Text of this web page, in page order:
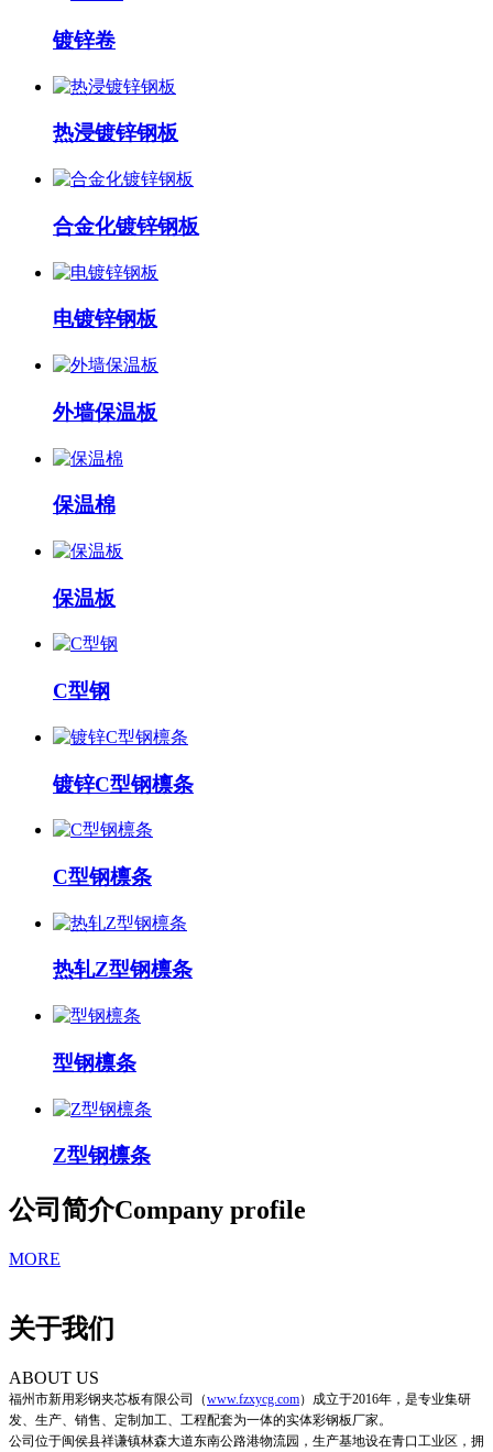
镀锌卷
热浸镀锌钢板
合金化镀锌钢板
电镀锌钢板
外墙保温板
保温棉
保温板
C型钢
镀锌C型钢檩条
C型钢檩条
热轧Z型钢檩条
型钢檩条
Z型钢檩条
公司简介Company profile
MORE
关于我们
ABOUT US
福州市新用彩钢夹芯板有限公司 （www.fzxycg.com） 成立于2016年，是专业集研
发、生产、销售、定制加工、工程配套为一体的实体彩钢板厂家。
公司位于闽侯县祥谦镇林森大道东南公路港物流园，生产基地设在青口工业区，拥